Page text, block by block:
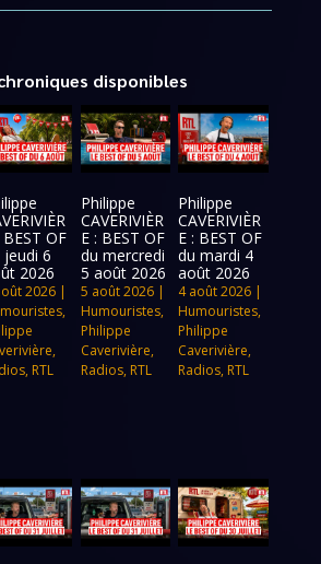
disponibles
BEST OF
jeudi 6
2026
2026|
,
,
, RTL
Philippe
CAVERIVIÈR
E : BEST OF
du mercredi
5 août 2026
5 août 2026|
Humouristes,
Philippe
Caverivière,
Radios, RTL
Philippe
CAVERIVIÈR
E : BEST OF
du mardi 4
août 2026
4 août 2026 |
Humouristes,
Philippe
Caverivière,
Radios, RTL